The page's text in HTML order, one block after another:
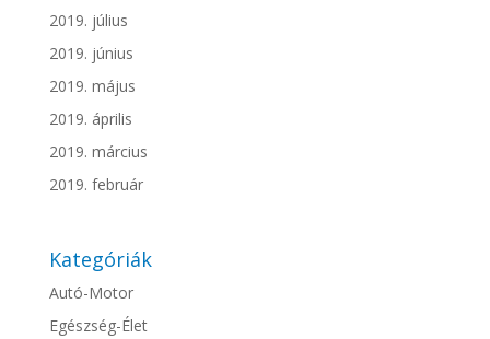
2019. július
2019. június
2019. május
2019. április
2019. március
2019. február
Kategóriák
Autó-Motor
Egészség-Élet